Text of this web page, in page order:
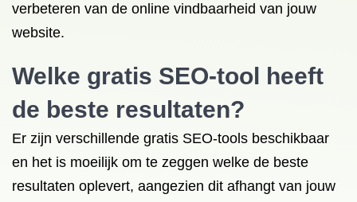
verbeteren van de online vindbaarheid van jouw
website.
Welke gratis SEO-tool heeft
de beste resultaten?
Er zijn verschillende gratis SEO-tools beschikbaar
en het is moeilijk om te zeggen welke de beste
resultaten oplevert, aangezien dit afhangt van jouw